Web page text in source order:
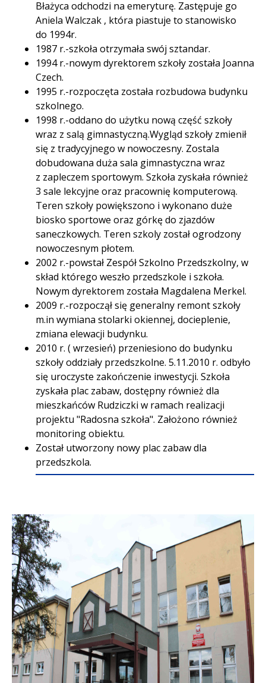
Błażyca odchodzi na emeryturę. Zastępuje go
Aniela Walczak , która piastuje to stanowisko
do 1994r.
1987 r.-szkoła otrzymała swój sztandar.
1994 r.-nowym dyrektorem szkoły została Joanna
Czech.
1995 r.-rozpoczęta została rozbudowa budynku
szkolnego.
1998 r.-oddano do użytku nową część szkoły
wraz z salą gimnastyczną.Wygląd szkoły zmienił
się z tradycyjnego w nowoczesny. Zostala
dobudowana duża sala gimnastyczna wraz
z zapleczem sportowym. Szkoła zyskała również
3 sale lekcyjne oraz pracownię komputerową.
Teren szkoły powiększono i wykonano duże
biosko sportowe oraz górkę do zjazdów
saneczkowych. Teren szkoly został ogrodzony
nowoczesnym płotem.
2002 r.-powstał Zespół Szkolno Przedszkolny, w
skład którego weszło przedszkole i szkoła.
Nowym dyrektorem została Magdalena Merkel.
2009 r.-rozpoczął się generalny remont szkoły
m.in wymiana stolarki okiennej, docieplenie,
zmiana elewacji budynku.
2010 r. ( wrzesień) przeniesiono do budynku
szkoły oddziały przedszkolne. 5.11.2010 r. odbyło
się uroczyste zakończenie inwestycji. Szkoła
zyskała plac zabaw, dostępny również dla
mieszkańców Rudziczki w ramach realizacji
projektu "Radosna szkoła". Założono również
monitoring obiektu.
Został utworzony nowy plac zabaw dla
przedszkola.